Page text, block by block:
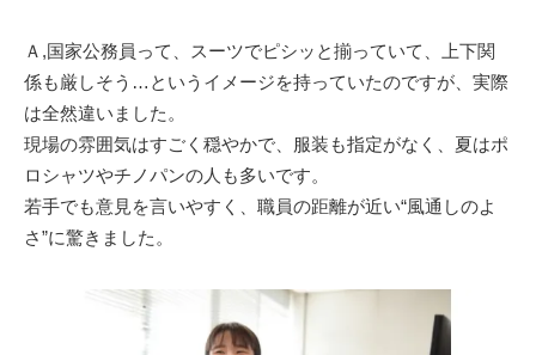
Ａ,国家公務員って、スーツでピシッと揃っていて、上下関
係も厳しそう…というイメージを持っていたのですが、実際
は全然違いました。
現場の雰囲気はすごく穏やかで、服装も指定がなく、夏はポ
ロシャツやチノパンの人も多いです。
若手でも意見を言いやすく、職員の距離が近い“風通しのよ
さ”に驚きました。